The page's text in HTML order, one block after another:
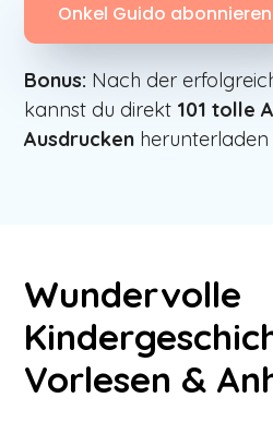
Onkel Guido abonnieren
Bonus: Nach der
kannst du direkt 101 tolle
Ausdrucken herunterladen
Wundervolle
Vorlesen &